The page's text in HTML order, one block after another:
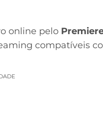
online pelo
compatíveis